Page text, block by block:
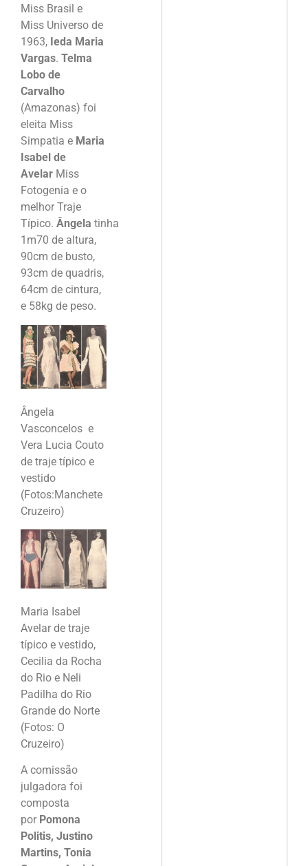
Miss Brasil e
Miss Universo de
1963, Ieda Maria
Vargas. Telma
Lobo de
Carvalho
(Amazonas) foi
eleita Miss
Simpatia e Maria
Isabel de
Avelar Miss
Fotogenia e o
melhor Traje
Típico. Ângela tinha
1m70 de altura,
90cm de busto,
93cm de quadris,
64cm de cintura,
e 58kg de peso.
Ângela
Vasconcelos e
Vera Lucia Couto
de traje típico e
vestido
(Fotos:Manchete
Cruzeiro)
Maria Isabel
Avelar de traje
típico e vestido,
Cecilia da Rocha
do Rio e Neli
Padilha do Rio
Grande do Norte
(Fotos: O
Cruzeiro)
A comissão
julgadora foi
composta
por Pomona
Politis, Justino
Martins, Tonia